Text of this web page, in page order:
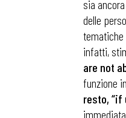
sia
delle
tematiche
infatti,
are not
funzione
resto, “if